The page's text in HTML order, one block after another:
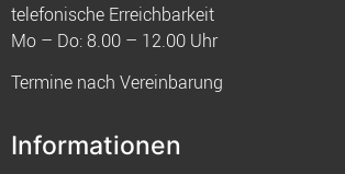
telefonische Erreichbarkeit
Mo – Do: 8.00 – 12.00 Uhr
Termine nach Vereinbarung
Informationen